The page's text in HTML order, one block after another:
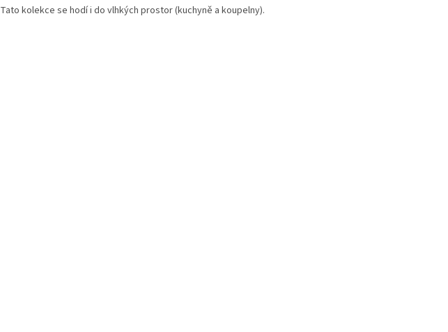
Tato kolekce se hodí i do vlhkých prostor (kuchyně a koupelny).